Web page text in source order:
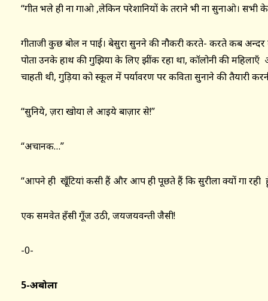
“गीत भले ही ना गाओ ,लेकिन परेशानियों के तराने भी ना सुनाओ।
गीताजी कुछ बोल न पाई। बेसुरा सुनने की नौकरी करते- करते कब अन्दर
पोता उनके हाथ की गुझिया के लिए झींक रहा था, कॉलोनी की
चाहती थी, गुड़िया को स्कूल में पर्यावरण पर कविता सुनाने की तैयारी
“सुनिये, ज़रा खोया ले आइये बाज़ार से!”
“अचानक…”
“आपने ही खूँटियां कसी हैं और आप ही पूछते हैं कि सुरीला क्यों गा रही
एक समवेत हँसी गूँज उठी, जयजयवन्ती जैसी!
-0-
5-अबोला